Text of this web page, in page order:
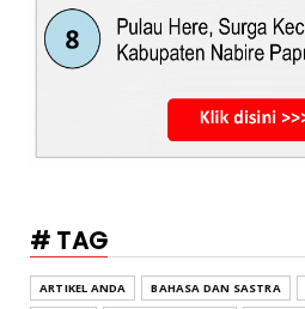
# TAG
ARTIKEL ANDA BAHASA DAN SASTRA